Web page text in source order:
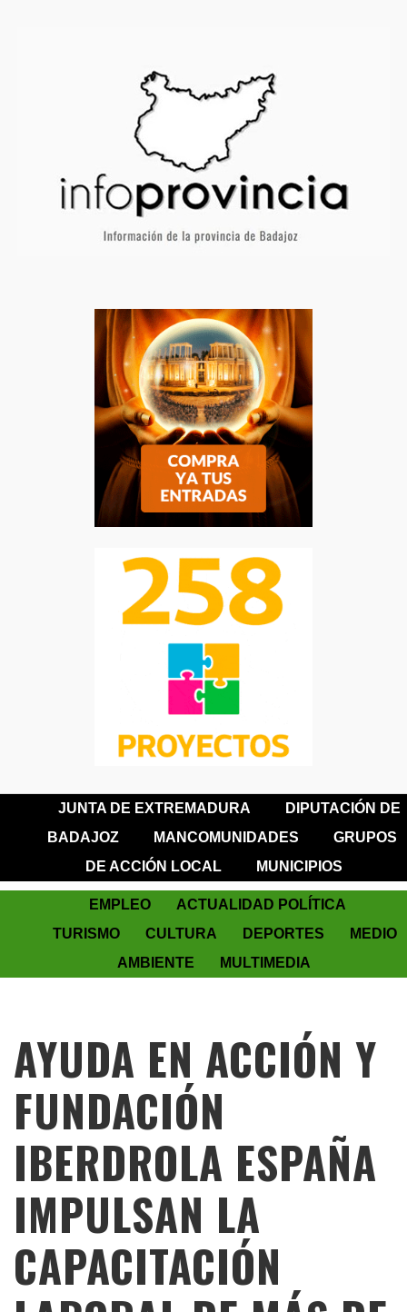
JUNTA DE EXTREMADURA
DIPUTACIÓN DE
BADAJOZ
MANCOMUNIDADES
GRUPOS
DE ACCIÓN LOCAL
MUNICIPIOS
EMPLEO
ACTUALIDAD POLÍTICA
TURISMO
CULTURA DEPORTES
MEDIO
AMBIENTE
MULTIMEDIA
AYUDA EN ACCIÓN Y
FUNDACIÓN
IBERDROLA ESPAÑA
IMPULSAN LA
CAPACITACIÓN